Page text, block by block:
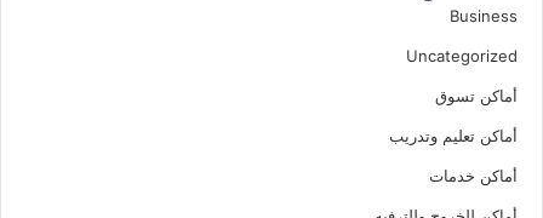
Business
Uncategorized
أماكن تسوق
أماكن تعليم وتدريب
أماكن خدمات